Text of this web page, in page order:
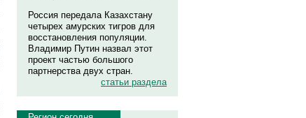
Россия передала Казахстану
четырех амурских тигров для
восстановления популяции.
Владимир Путин назвал этот
проект частью большого
партнерства двух стран.
статьи раздела